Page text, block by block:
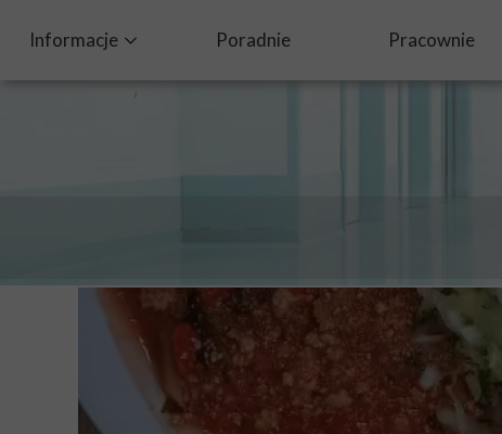
Informacje
Ochrona Danych Osobowych
Poradnie Pracownie